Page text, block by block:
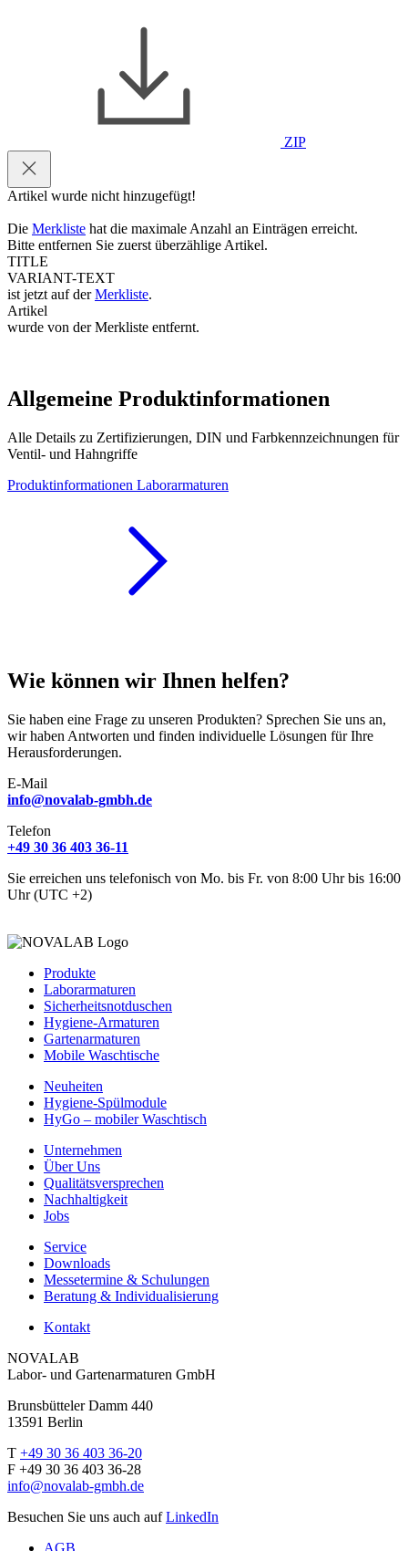
ZIP
Artikel wurde nicht hinzugefügt!
Die Merkliste hat die maximale Anzahl an Einträgen erreicht.
Bitte entfernen Sie zuerst überzählige Artikel.
TITLE
VARIANT-TEXT
ist jetzt auf derMerkliste.
Artikel
wurde von der Merkliste entfernt.
Allgemeine Produktinformationen
Alle Details zu Zertifizierungen, DIN und Farbkennzeichnungen für
Ventil- und Hahngriffe
Produktinformationen Laborarmaturen
Wie können wir Ihnen helfen?
Sie haben eine Frage zu unseren Produkten? Sprechen Sie uns an,
wir haben Antworten und finden individuelle Lösungen für Ihre
Herausforderungen.
E-Mail
info@novalab-gmbh.de
Telefon
+49 30 36 403 36-11
Sie erreichen uns telefonisch von Mo. bis Fr. von 8:00 Uhr bis 16:00
Uhr (UTC +2)
Produkte
Laborarmaturen
Sicherheitsnotduschen
Hygiene-Armaturen
Gartenarmaturen
Mobile Waschtische
Neuheiten
Hygiene-Spülmodule
HyGo – mobiler Waschtisch
Unternehmen
Über Uns
Qualitätsversprechen
Nachhaltigkeit
Jobs
Service
Downloads
Messetermine & Schulungen
Beratung & Individualisierung
Kontakt
NOVALAB
Labor- und Gartenarmaturen GmbH
Brunsbütteler Damm 440
13591 Berlin
T +49 30 36 403 36-20
F +49 30 36 403 36-28
info@novalab-gmbh.de
Besuchen Sie uns auch aufLinkedIn
AGB